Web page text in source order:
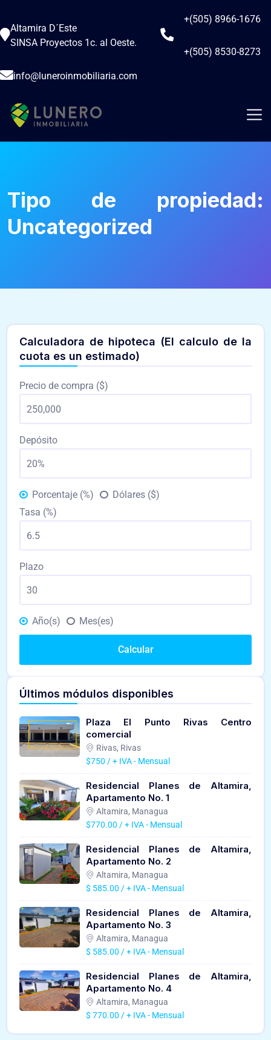
Altamira D´Este
SINSA Proyectos 1c. al Oeste.
+(505) 8966-1676
+(505) 8530-8273
info@luneroinmobiliaria.com
Tipo de propiedad:
Uncategorized
Calculadora de hipoteca (El calculo de la
cuota es un estimado)
Precio de compra ($)
Depósito
Porcentaje (%)
Dólares ($)
Tasa (%)
Plazo
Año(s) Mes(es)
Calcular
Últimos módulos disponibles
Plaza El Punto Rivas Centro
comercial
Rivas, Rivas
$750 / + IVA - Mensual
Residencial Planes de Altamira,
Apartamento No. 1
Altamira, Managua
$770.00 / + IVA - Mensual
Residencial Planes de Altamira,
Apartamento No. 2
Altamira, Managua
$ 585.00 / + IVA - Mensual
Residencial Planes de Altamira,
Apartamento No. 3
Altamira, Managua
$ 585.00 / + IVA - Mensual
Residencial Planes de Altamira,
Apartamento No. 4
Altamira, Managua
$ 770.00 / + IVA - Mensual